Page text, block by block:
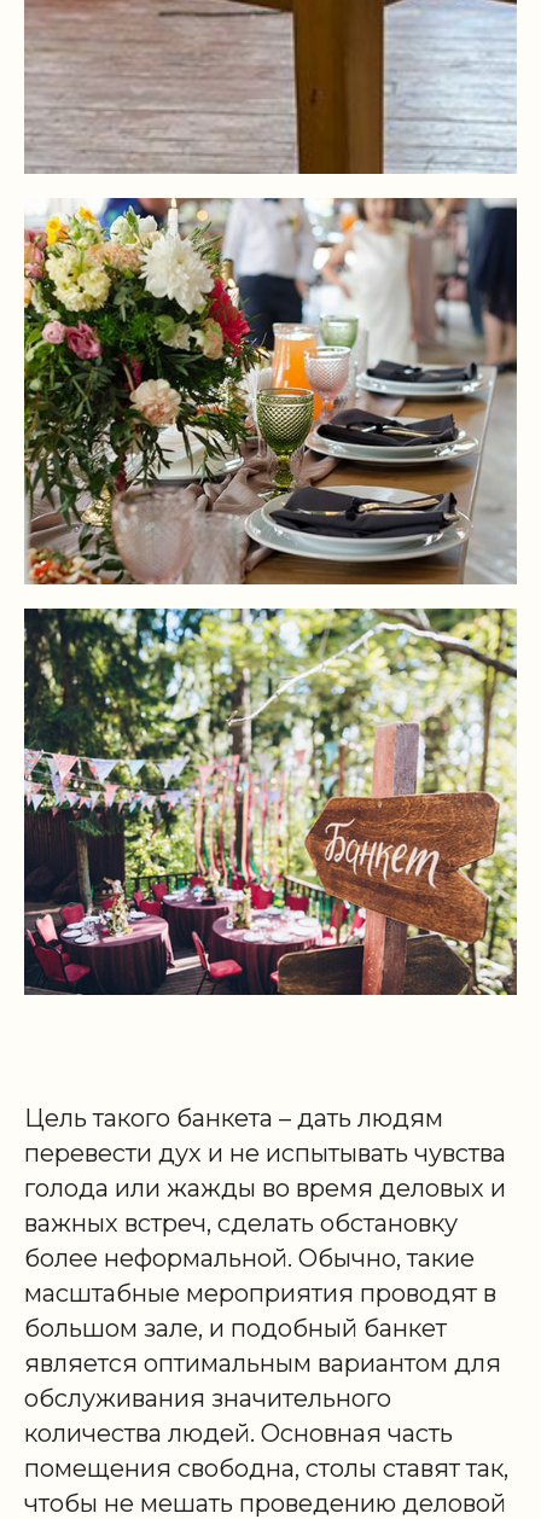
Цель такого банкета – дать людям
перевести дух и не испытывать чувства
голода или жажды во время деловых и
важных встреч, сделать обстановку
более неформальной. Обычно, такие
масштабные мероприятия проводят в
большом зале, и подобный банкет
является оптимальным вариантом для
обслуживания значительного
количества людей. Основная часть
помещения свободна, столы ставят так,
чтобы не мешать проведению деловой